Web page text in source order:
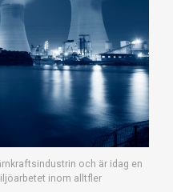
och är idag en
inom alltfler